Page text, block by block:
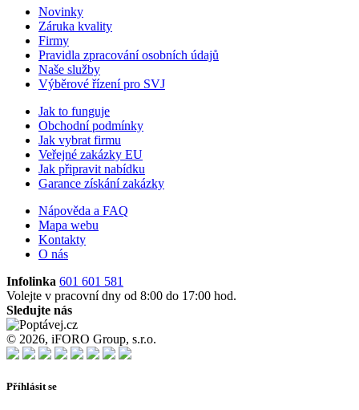
Novinky
Záruka kvality
Firmy
Pravidla zpracování osobních údajů
Naše služby
Výběrové řízení pro SVJ
Jak to funguje
Obchodní podmínky
Jak vybrat firmu
Veřejné zakázky EU
Jak připravit nabídku
Garance získání zakázky
Nápověda a FAQ
Mapa webu
Kontakty
O nás
Infolinka 601 601 581
Volejte v pracovní dny od 8:00 do 17:00 hod.
Sledujte nás
© 2026, iFORO Group, s.r.o.
Příhlásit se